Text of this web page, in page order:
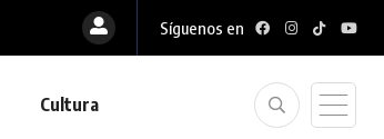
Síguenos en
Cultura